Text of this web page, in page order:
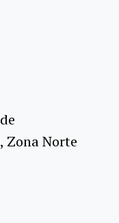
Zona Norte